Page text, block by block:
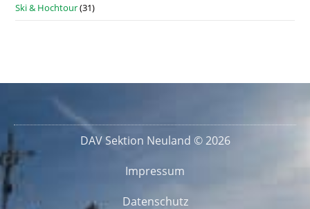
Ski & Hochtour(31)
DAV Sektion Neuland © 2026
Impressum
Datenschutz